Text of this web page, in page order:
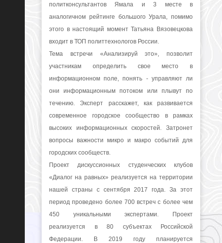
политконсультантов Ямала и 3 месте в
аналогичном рейтинге большого Урала, помимо
этого в настоящий момент Татьяна Вязовецкова
входит в ТОП политтехнологов России.
Тема встречи «Анализируй это», позволит
участникам определить свое место в
информационном поле, понять - управляют ли
они информационным потоком или плывут по
течению. Эксперт расскажет, как развивается
современное городское сообщество в рамках
высоких информационных скоростей. Затронет
вопросы важности микро и макро событий для
городских сообществ.
Проект дискуссионных студенческих клубов
«Диалог на равных» реализуется на территории
нашей страны с сентября 2017 года. За этот
период проведено более 700 встреч с более чем
450 уникальными экспертами. Проект
реализуется в 80 субъектах Российской
Федерации. В 2019 году планируется